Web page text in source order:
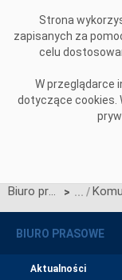
Strona
zapisanych za
celu
W przeglądarce
dotyczące cookies.
Biuro prasowe >
BIURO PRASOWE
Aktualności